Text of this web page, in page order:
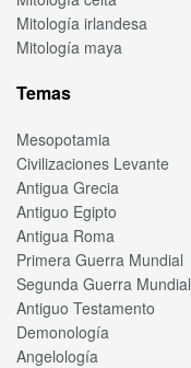
Mitología irlandesa
Mitología maya
Temas
Mesopotamia
Civilizaciones Levante
Antigua Grecia
Antiguo Egipto
Antigua Roma
Primera Guerra Mundial
Segunda Guerra Mundial
Antiguo Testamento
Demonología
Angelología